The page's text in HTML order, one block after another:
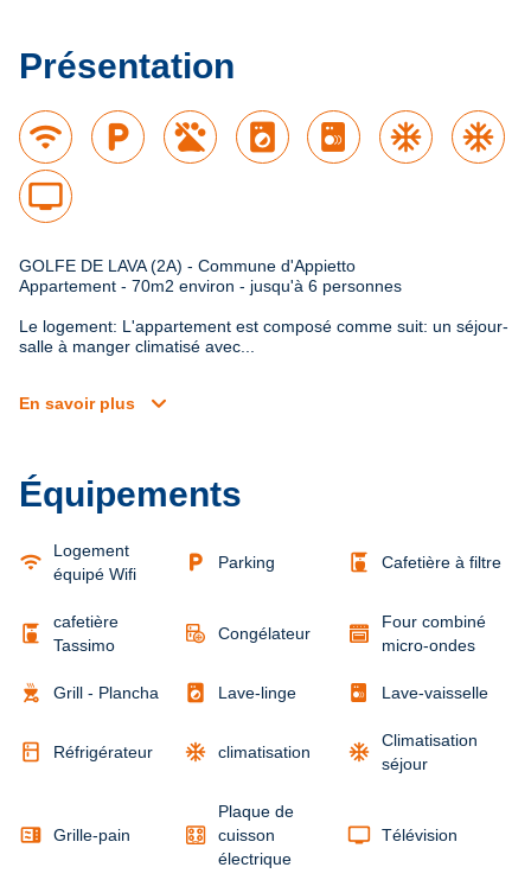
Présentation
wifi local_parking local_laundry_service ac_unit
ac_unit
tv
GOLFE DE LAVA (2A) - Commune d'Appietto
Appartement - 70m2 environ - jusqu'à 6 personnes
Le logement: L'appartement est composé comme suit: un séjour-
salle à manger climatisé avec...
En savoir plus expand_more
Équipements
wifi
Logement
équipé Wifi
local_parking Parking coffee_maker Cafetière à filtre
coffee_maker
cafetière
Tassimo
Congélateur
Four combiné
micro-ondes
outdoor_grill Grill - Plancha local_laundry_service Lave-linge Lave-vaisselle
kitchen Réfrigérateur ac_unit climatisation ac_unit
Climatisation
séjour
microwave Grille-pain
Plaque de
cuisson
électrique
tv Télévision